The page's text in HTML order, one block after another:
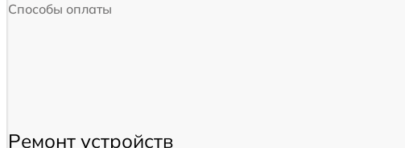
Способы оплаты
Ремонт устройств